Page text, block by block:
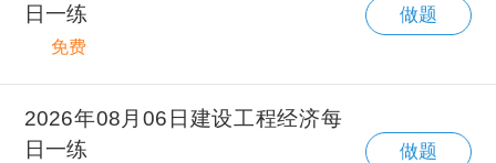
日一练
免费
做题
2026年08月06日建设工程经济每
日一练
做题